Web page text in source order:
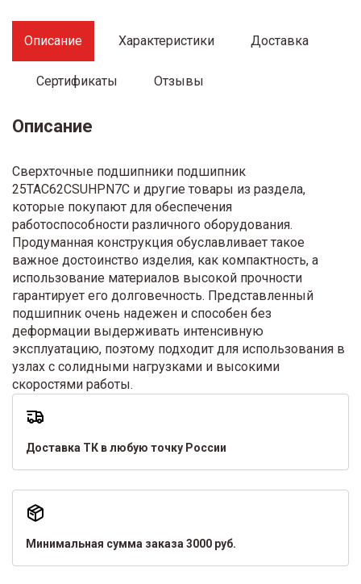
Описание Характеристики Доставка
Сертификаты Отзывы
Описание
Сверхточные подшипники подшипник
25TAC62CSUHPN7C и другие товары из раздела,
которые покупают для обеспечения
работоспособности различного оборудования.
Продуманная конструкция обуславливает такое
важное достоинство изделия, как компактность, а
использование материалов высокой прочности
гарантирует его долговечность. Представленный
подшипник очень надежен и способен без
деформации выдерживать интенсивную
эксплуатацию, поэтому подходит для использования в
узлах с солидными нагрузками и высокими
скоростями работы.
Доставка ТК в любую точку России
Минимальная сумма заказа 3000 руб.